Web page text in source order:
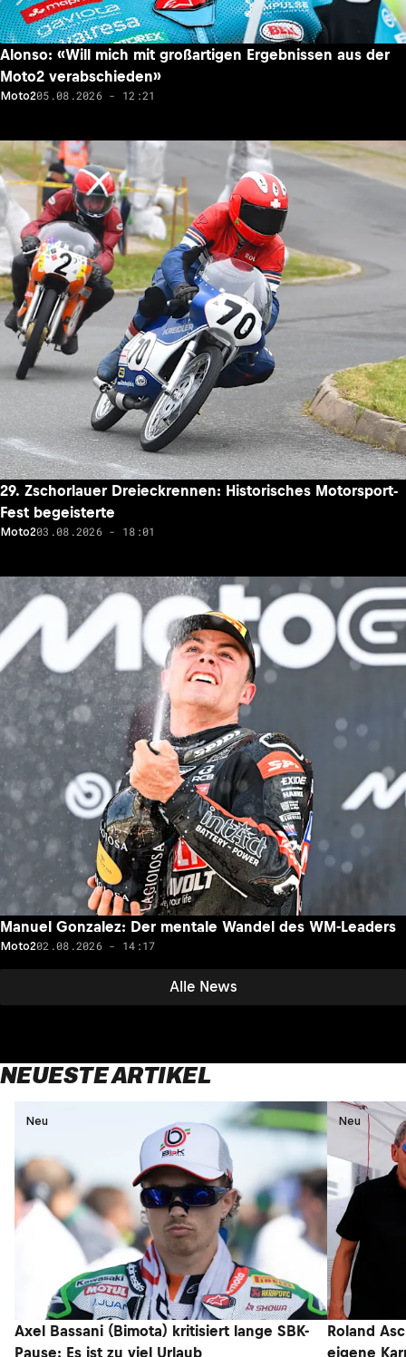
Alle News
Alonso: «Will mich mit großartigen Ergebnissen aus der
Moto2 verabschieden»
Moto205.08.2026 - 12:21
29. Zschorlauer Dreieckrennen: Historisches Motorsport-
Fest begeisterte
Moto203.08.2026 - 18:01
Manuel Gonzalez: Der mentale Wandel des WM-Leaders
Moto202.08.2026 - 14:17
NEUESTE ARTIKEL
Neu
Axel Bassani (Bimota) kritisiert lange SBK-
Pause: Es ist zu viel Urlaub
Neu
Roland
eigene